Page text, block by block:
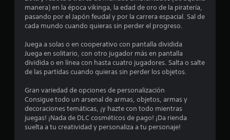
t
d
2
1
manera) en la época vikinga, la edad de oro de la piratería,
pasando por el Japón feudal y por la carrera espacial. Sal de
cada mundo cuando quieras sin perder el progreso.
Juega a solas o en cooperativo con pantalla dividida
Juega en solitario, con otro jugador más en pantalla
dividida o en línea con hasta cuatro jugadores. Salta o salte
de las partidas cuando quieras sin perder los objetos.
Gran variedad de opciones de personalización
Consigue todo un arsenal de armas, objetos, armas y
decoraciones temáticas, ¡y hazte con todo mientras
juegas! ¡Nada de DLC cosméticos de pago! ¡Da rienda
suelta a tu creatividad y personaliza a tu personaje!